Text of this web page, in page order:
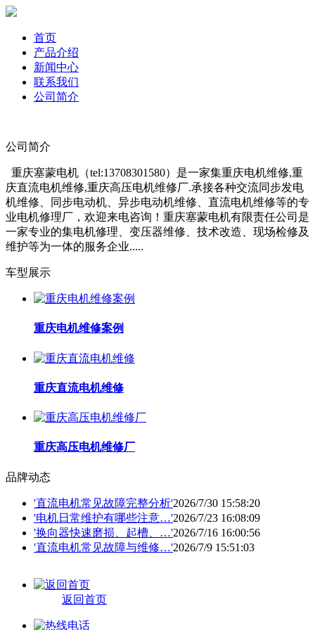
首页
产品介绍
新闻中心
联系我们
公司简介
公司简介
重庆塞蒙电机（tel:13708301580）是一家集重庆电机维修,重
庆直流电机维修,重庆高压电机维修厂.承接各种交流同步发电
机维修、同步电动机、异步电动机维修、直流电机维修等的专
业电机修理厂，欢迎来电咨询！重庆塞蒙电机有限责任公司是
一家专业的集电机修理、变压器维修、技术改造、现场检修及
维护等为一体的服务企业.....
车型展示
重庆电机维修案例
重庆直流电机维修
重庆高压电机维修厂
品牌动态
'直流电机常见故障完整分析'2026/7/30 15:58:20
'电机日常维护有哪些注意…'2026/7/23 16:08:09
'换向器快速磨损、起槽、…'2026/7/16 16:00:56
'直流电机常见故障与维修…'2026/7/9 15:51:03
返回首页